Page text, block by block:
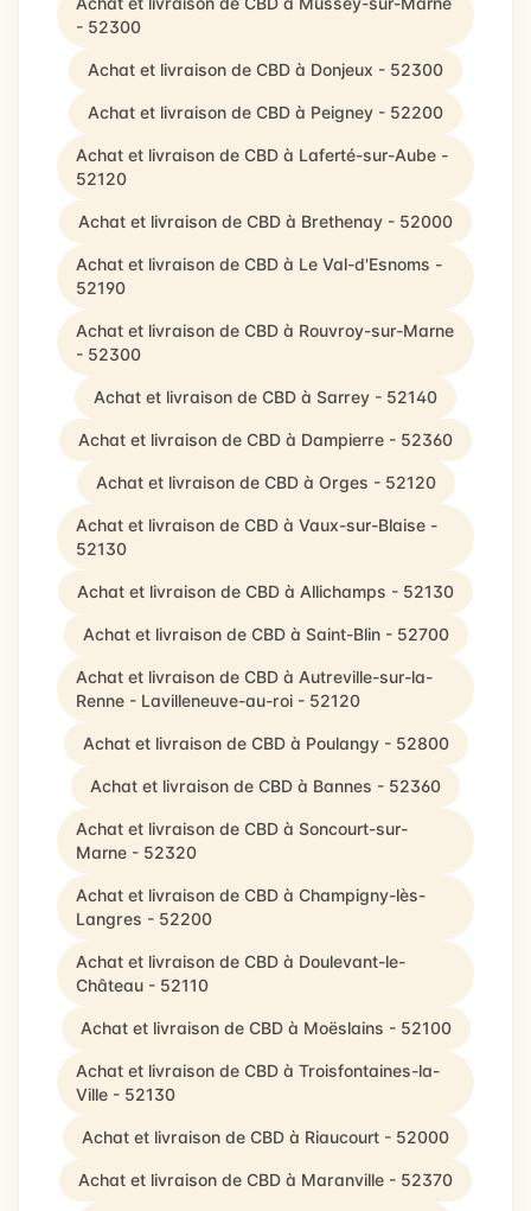
- 52300
Achat et livraison de CBD à Donjeux - 52300
Achat et livraison de CBD à Peigney - 52200
Achat et livraison de CBD à Laferté-sur-Aube -
52120
Achat et livraison de CBD à Brethenay - 52000
Achat et livraison de CBD à Le Val-d'Esnoms -
52190
Achat et livraison de CBD à Rouvroy-sur-Marne
- 52300
Achat et livraison de CBD à Sarrey - 52140
Achat et livraison de CBD à Dampierre - 52360
Achat et livraison de CBD à Orges - 52120
Achat et livraison de CBD à Vaux-sur-Blaise -
52130
Achat et livraison de CBD à Allichamps - 52130
Achat et livraison de CBD à Saint-Blin - 52700
Achat et livraison de CBD à Autreville-sur-la-
Renne - Lavilleneuve-au-roi - 52120
Achat et livraison de CBD à Poulangy - 52800
Achat et livraison de CBD à Bannes - 52360
Achat et livraison de CBD à Soncourt-sur-
Marne - 52320
Achat et livraison de CBD à Champigny-lès-
Langres - 52200
Achat et livraison de CBD à Doulevant-le-
Château - 52110
Achat et livraison de CBD à Moëslains - 52100
Achat et livraison de CBD à Troisfontaines-la-
Ville - 52130
Achat et livraison de CBD à Riaucourt - 52000
Achat et livraison de CBD à Maranville - 52370